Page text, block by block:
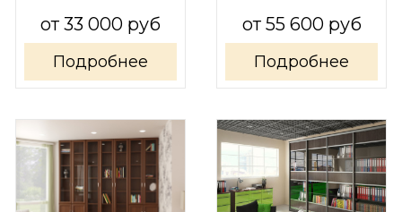
Подробнее
от 33 000 руб
Подробнее
от 55 600 руб